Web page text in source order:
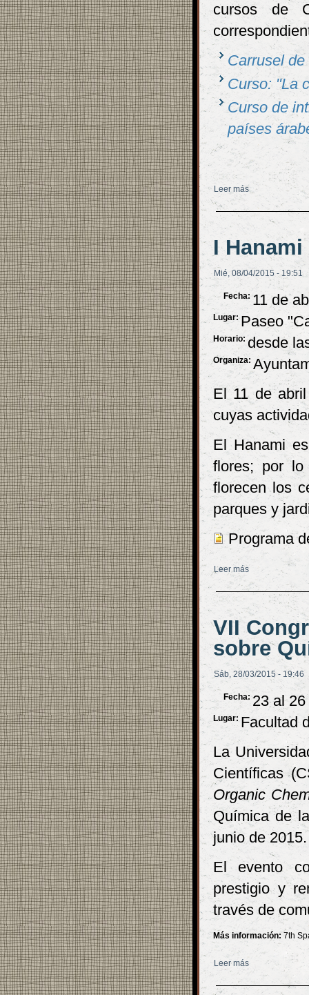
cursos de
Carrusel
Curso: "La
Curso de
países
Leer más sobre Nuevos
I
Mié, 08/04/2015 - 19:51
Fecha:11 de
Lugar:Paseo
Horario: desde
Organiza:
El 11 de
cuyas
El Hanami
flores; por
florecen los
parques y
Programa
Leer más sobre I
VII
sobre
Sáb, 28/03/2015 - 19:46
Fecha: 23 al
Lugar: Facultad
La
Científicas
Organic
Química de
junio de 2015.
El evento
prestigio y
través de
Más información: 7th
Leer más sobre VII